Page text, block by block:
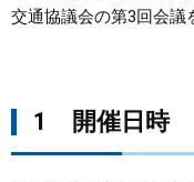
まちづくり
交通協議会の第3回会議
1 開催日時